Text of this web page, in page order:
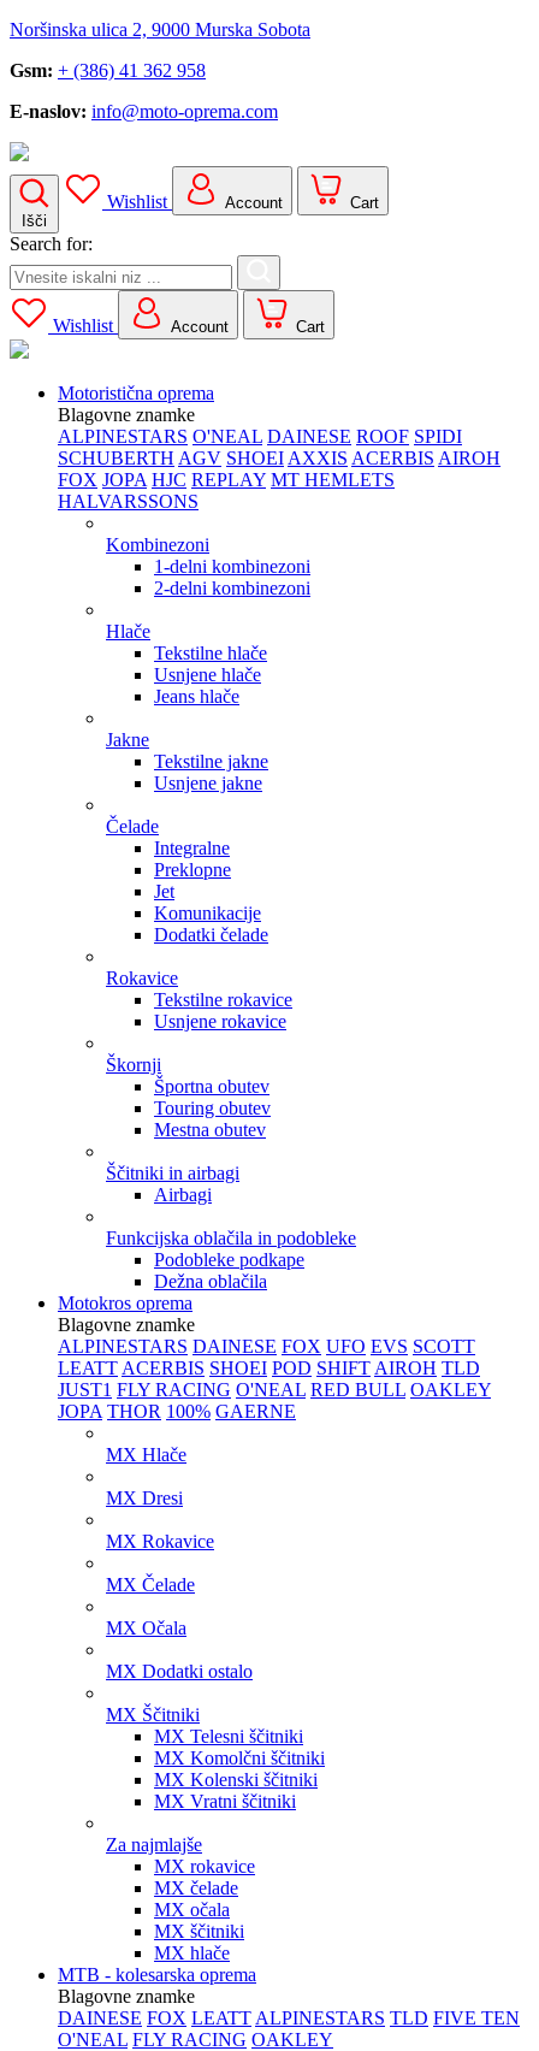
Noršinska ulica 2, 9000 Murska Sobota
Gsm: + (386) 41 362 958
E-naslov: info@moto-oprema.com
Išči
Wishlist Account Cart
Search for:
Wishlist Account Cart
Motoristična oprema
Blagovne znamke
ALPINESTARS O'NEAL DAINESE ROOF SPIDI
SCHUBERTH AGV SHOEI AXXIS ACERBIS AIROH
FOX JOPA HJC REPLAY MT HEMLETS
HALVARSSONS
Kombinezoni
1-delni kombinezoni
2-delni kombinezoni
Hlače
Tekstilne hlače
Usnjene hlače
Jeans hlače
Jakne
Tekstilne jakne
Usnjene jakne
Čelade
Integralne
Preklopne
Jet
Komunikacije
Dodatki čelade
Rokavice
Tekstilne rokavice
Usnjene rokavice
Škornji
Športna obutev
Touring obutev
Mestna obutev
Ščitniki in airbagi
Airbagi
Funkcijska oblačila in podobleke
Podobleke podkape
Dežna oblačila
Motokros oprema
Blagovne znamke
ALPINESTARS DAINESE FOX UFO EVS SCOTT
LEATT ACERBIS SHOEI POD SHIFT AIROH TLD
JUST1 FLY RACING O'NEAL RED BULL OAKLEY
JOPA THOR 100% GAERNE
MX Hlače
MX Dresi
MX Rokavice
MX Čelade
MX Očala
MX Dodatki ostalo
MX Ščitniki
MX Telesni ščitniki
MX Komolčni ščitniki
MX Kolenski ščitniki
MX Vratni ščitniki
Za najmlajše
MX rokavice
MX čelade
MX očala
MX ščitniki
MX hlače
MTB - kolesarska oprema
Blagovne znamke
DAINESE FOX LEATT ALPINESTARS TLD FIVE TEN
O'NEAL FLY RACING OAKLEY